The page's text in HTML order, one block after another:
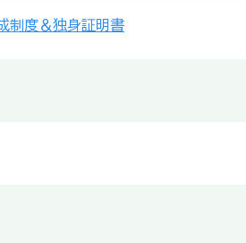
制度＆独身証明書